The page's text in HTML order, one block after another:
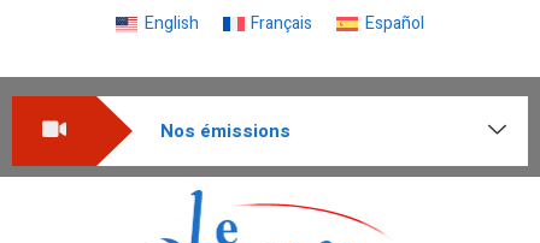
English Français Español
Nos émissions